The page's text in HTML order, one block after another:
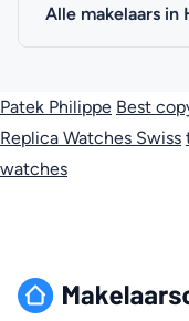
Alle makelaars in
Patek Philippe Best
Replica Watches Swiss
watches